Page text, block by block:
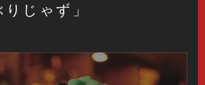
りじゃず」